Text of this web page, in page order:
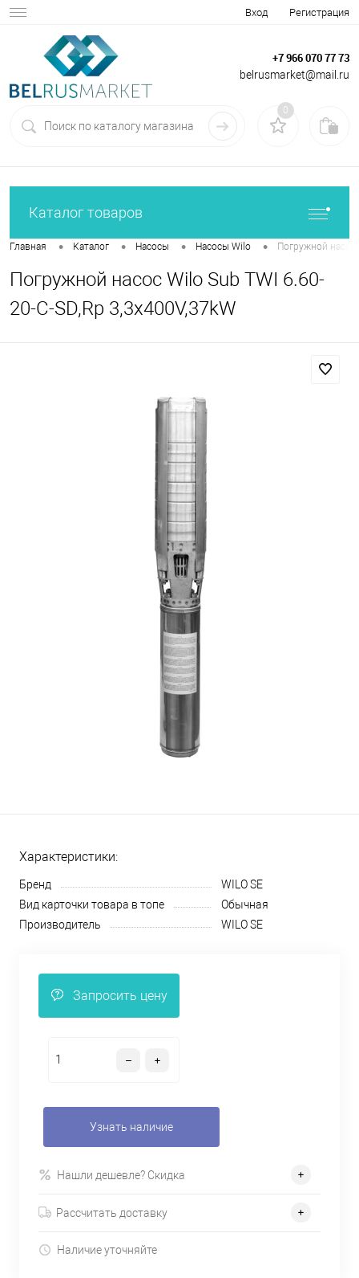
Вход Регистрация
+7 966 070 77 73
belrusmarket@mail.ru
0
Каталог товаров
Главная • Каталог • Насосы • Насосы Wilo • Погружной насос
Погружной насос Wilo Sub TWI 6.60-
20-C-SD,Rp 3,3x400V,37kW
Характеристики:
Бренд
WILO SE
Вид карточки товара в топе
Обычная
Производитель
WILO SE
Запросить цену
Узнать наличие
Нашли дешевле? Скидка
Рассчитать доставку
Наличие уточняйте